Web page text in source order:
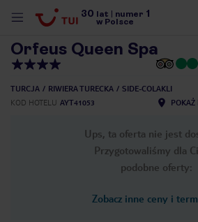
30 lat numer 1
w Polsce
Orfeus Queen Spa
TURCJA RIWIERA TURECKA
SIDE-COLAKLI
KOD HOTELU AYT41053 POKAŻ
Ups, ta oferta nie jest
Przygotowaliśmy dla
podobne oferty:
Zobacz inne ceny i